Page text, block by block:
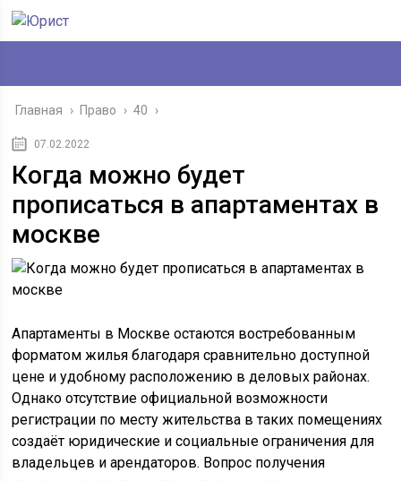
Главная › Право › 40 ›
07.02.2022
Когда можно будет
прописаться в апартаментах в
москве
Апартаменты в Москве остаются востребованным
форматом жилья благодаря сравнительно доступной
цене и удобному расположению в деловых районах.
Однако отсутствие официальной возможности
регистрации по месту жительства в таких помещениях
создаёт юридические и социальные ограничения для
владельцев и арендаторов. Вопрос получения